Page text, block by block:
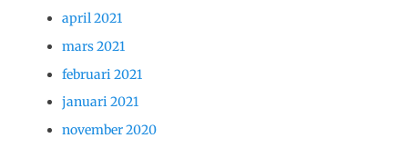
april 2021
mars 2021
februari 2021
januari 2021
november 2020